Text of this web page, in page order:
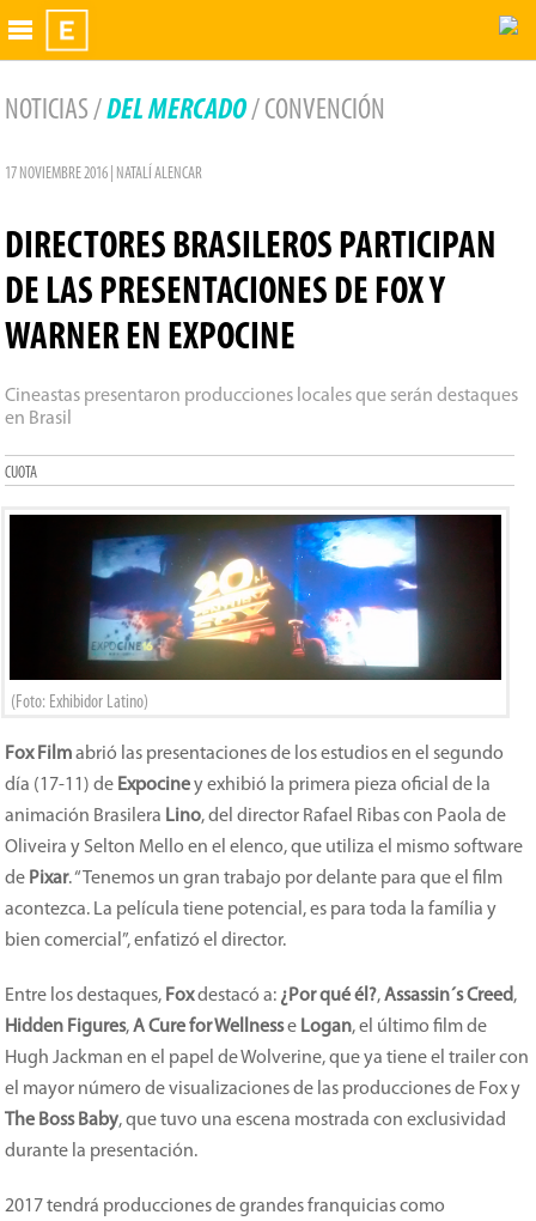
Exhibidor
NOTICIAS /DEL MERCADO/ CONVENCIÓN
17 NOVIEMBRE 2016 | NATALÍ ALENCAR
DIRECTORES BRASILEROS PARTICIPAN
DE LAS PRESENTACIONES DE FOX Y
WARNER EN EXPOCINE
Cineastas presentaron producciones locales que serán destaques
en Brasil
CUOTA
(Foto: Exhibidor Latino)
Fox Filmabrió las presentaciones de los estudios en el segundo
día (17-11) de Expociney exhibió la primera pieza oficial de la
animación Brasilera Lino, del director Rafael Ribas con Paola de
Oliveira y Selton Mello en el elenco, que utiliza el mismo software
de Pixar. “Tenemos un gran trabajo por delante para que el film
acontezca. La película tiene potencial, es para toda la família y
bien comercial”, enfatizó el director.
Entre los destaques, Foxdestacó a: ¿Por qué él?,Assassin´s Creed,
Hidden Figures,A Cure for Wellnesse Logan, el último film de
Hugh Jackman en el papel de Wolverine, que ya tiene el trailer con
el mayor número de visualizaciones de las producciones de Fox y
The Boss Baby, que tuvo una escena mostrada con exclusividad
durante la presentación.
2017 tendrá producciones de grandes franquicias como